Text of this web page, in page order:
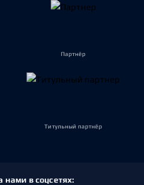
Партнёр
Титульный партнёр
нами в соцсетях: